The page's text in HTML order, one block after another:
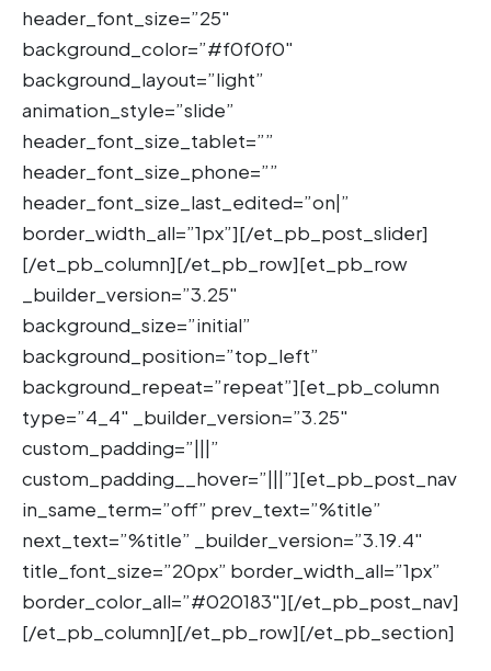
header_font_size=”25″
background_color=”#f0f0f0″
background_layout=”light”
animation_style=”slide”
header_font_size_tablet=””
header_font_size_phone=””
header_font_size_last_edited=”on|”
border_width_all=”1px”][/et_pb_post_slider]
[/et_pb_column][/et_pb_row][et_pb_row
_builder_version=”3.25″
background_size=”initial”
background_position=”top_left”
background_repeat=”repeat”][et_pb_column
type=”4_4″ _builder_version=”3.25″
custom_padding=”|||”
custom_padding__hover=”|||”][et_pb_post_nav
in_same_term=”off” prev_text=”%title”
next_text=”%title” _builder_version=”3.19.4″
title_font_size=”20px” border_width_all=”1px”
border_color_all=”#020183″][/et_pb_post_nav]
[/et_pb_column][/et_pb_row][/et_pb_section]